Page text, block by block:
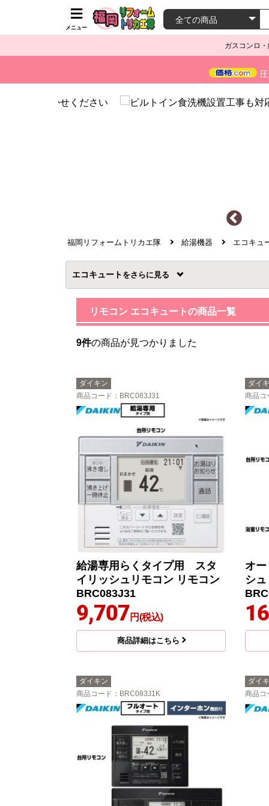
メニュー
ガスコンロ
福岡リフォームトリカエ隊 給湯機器 エコキュ
エコキュート を
リモコン エコキュートの商品一覧
9件の商品が見つかりました
ダイキン
商品コード ：BRC083J31
給湯専用らくタイプ用 スタ
イリッシュリモコン リモコン
BRC083J31
9,707円(税込)
商品詳細はこちら
ダイ
商品コ
オ
シ
ダイキン
商品コード ：BRC083J1K
ダイ
商品コ